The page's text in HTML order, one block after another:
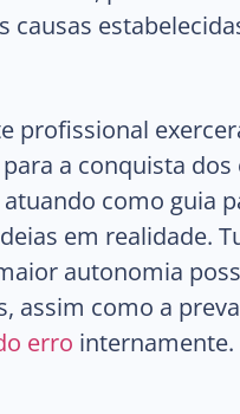
causas
profissional
a conquista dos
como guia
em realidade.
autonomia
assim como a
erro internamente.